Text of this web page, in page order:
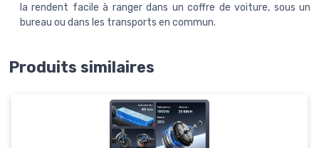
la rendent facile à ranger dans un coffre de voiture, sous un
bureau ou dans les transports en commun.
Produits similaires